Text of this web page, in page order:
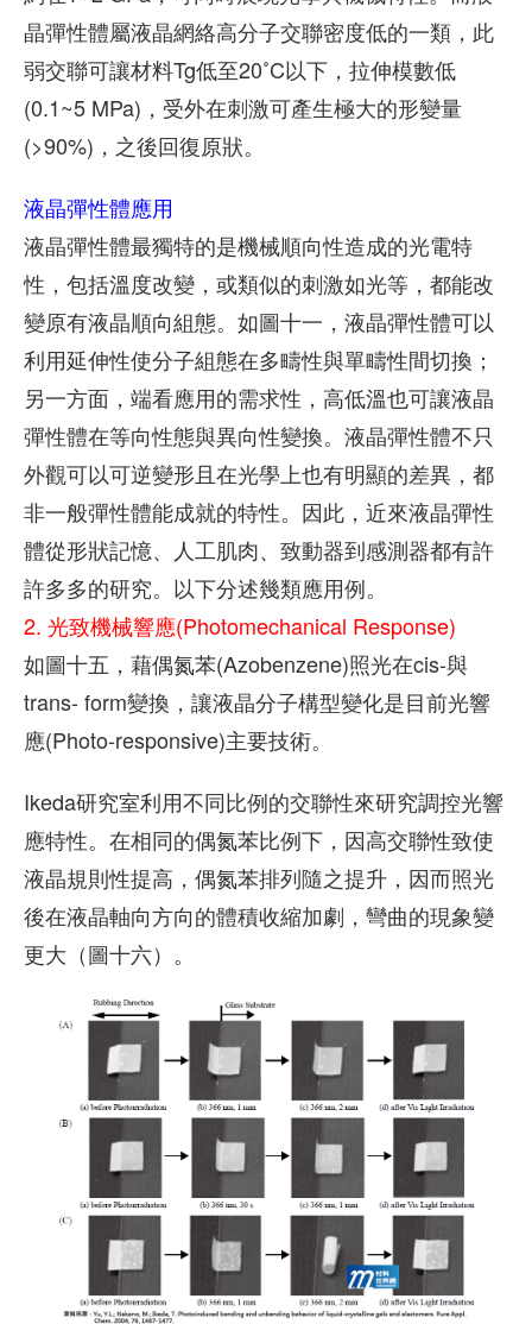
晶彈性體屬液晶網絡高分子交聯密度低的一類，此
弱交聯可讓材料Tg低至20˚C以下，拉伸模數低
(0.1~5 MPa)，受外在刺激可產生極大的形變量
(>90%)，之後回復原狀。
液晶彈性體應用
液晶彈性體最獨特的是機械順向性造成的光電特
性，包括溫度改變，或類似的刺激如光等，都能改
變原有液晶順向組態。如圖十一，液晶彈性體可以
利用延伸性使分子組態在多疇性與單疇性間切換；
另一方面，端看應用的需求性，高低溫也可讓液晶
彈性體在等向性態與異向性變換。液晶彈性體不只
外觀可以可逆變形且在光學上也有明顯的差異，都
非一般彈性體能成就的特性。因此，近來液晶彈性
體從形狀記憶、人工肌肉、致動器到感測器都有許
許多多的研究。以下分述幾類應用例。
2. 光致機械響應(Photomechanical Response)
如圖十五，藉偶氮苯(Azobenzene)照光在cis-與
trans- form變換，讓液晶分子構型變化是目前光響
應(Photo-responsive)主要技術。
Ikeda研究室利用不同比例的交聯性來研究調控光響
應特性。在相同的偶氮苯比例下，因高交聯性致使
液晶規則性提高，偶氮苯排列隨之提升，因而照光
後在液晶軸向方向的體積收縮加劇，彎曲的現象變
更大（圖十六）。